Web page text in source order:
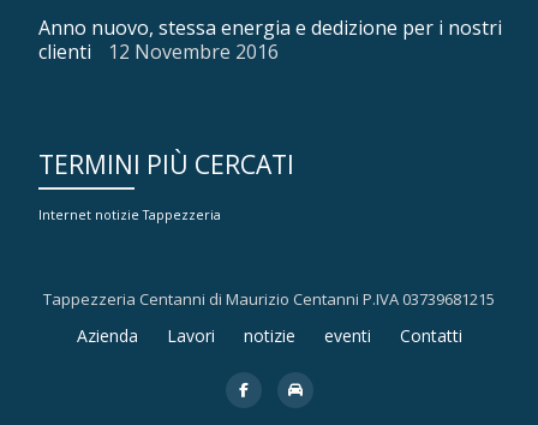
Anno nuovo, stessa energia e dedizione per i nostri
clienti
12 Novembre 2016
TERMINI PIÙ CERCATI
Internet notizie Tappezzeria
Tappezzeria Centanni di Maurizio Centanni P.IVA 03739681215
Menù
Azienda Lavori notizie eventi Contatti
fa-
facebook
fa-
car